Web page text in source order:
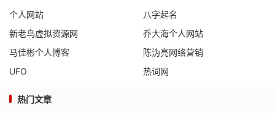
个人网站
八字起名
新老鸟虚拟资源网
乔大海个人网站
马佳彬个人博客
陈沩亮网络营销
UFO
热词网
热门文章